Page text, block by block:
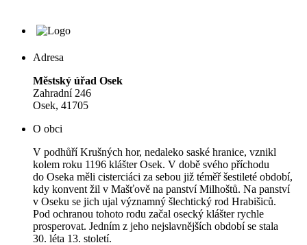
Adresa
Městský úřad Osek
Zahradní 246
Osek, 41705
O obci
V podhůří Krušných hor, nedaleko saské hranice, vznikl
kolem roku 1196 klášter Osek. V době svého příchodu
do Oseka měli cisterciáci za sebou již téměř šestileté období,
kdy konvent žil v Mašťově na panství Milhoštů. Na panství
v Oseku se jich ujal významný šlechtický rod Hrabišiců.
Pod ochranou tohoto rodu začal osecký klášter rychle
prosperovat. Jedním z jeho nejslavnějších období se stala
30. léta 13. století.